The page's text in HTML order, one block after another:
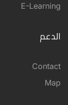
E-Learning
الدعم
Contact
Map